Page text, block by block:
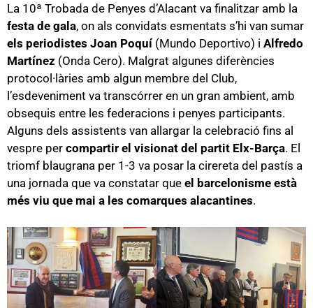
La 10ª Trobada de Penyes d’Alacant va finalitzar amb la
festa de gala, on als convidats esmentats s’hi van sumar
els periodistes Joan Poquí (Mundo Deportivo) i Alfredo
Martínez (Onda Cero). Malgrat algunes diferències
protocol·làries amb algun membre del Club,
l’esdeveniment va transcórrer en un gran ambient, amb
obsequis entre les federacions i penyes participants.
Alguns dels assistents van allargar la celebració fins al
vespre per compartir el visionat del partit Elx-Barça. El
triomf blaugrana per 1-3 va posar la cirereta del pastís a
una jornada que va constatar que el barcelonisme està
més viu que mai a les comarques alacantines.